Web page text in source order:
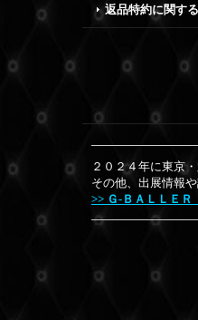
返品特約に関す
２０２４年に東京
その他、出展情報
>> Ｇ-ＢＡＬＬＥＲ